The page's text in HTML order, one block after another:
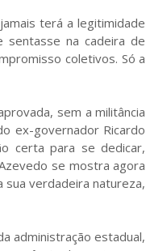
terá a legitimidade
sentasse na cadeira de
coletivos. Só a
sem a militância
ex-governador Ricardo
certa para se dedicar,
se mostra agora
sua verdadeira natureza,
administração estadual,